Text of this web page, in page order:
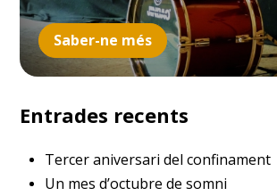
Saber-ne més
Entrades recents
Tercer aniversari del confinament
Un mes d’octubre de somni